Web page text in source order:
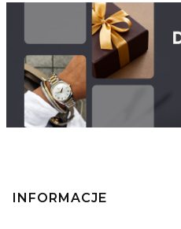
Linki w stopce
INFORMACJE